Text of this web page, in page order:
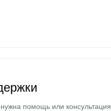
помощь или консультация